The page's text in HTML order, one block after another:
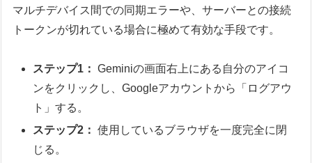
マルチデバイス間での同期エラーや、サーバーとの接続
トークンが切れている場合に極めて有効な手段です。
ステップ1： Geminiの画面右上にある自分のアイコ
ンをクリックし、Googleアカウントから「ログアウ
ト」する。
ステップ2： 使用しているブラウザを一度完全に閉
じる。